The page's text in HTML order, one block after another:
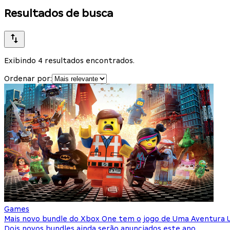
Resultados de busca
Exibindo 4 resultados encontrados.
Ordenar por:
Games
Mais novo bundle do Xbox One tem o jogo de Uma Aventura